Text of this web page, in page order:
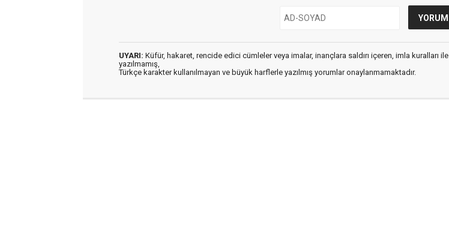
UYARI: Küfür, hakaret, rencide edici cümleler veya imalar, inançlara saldırı içeren, imla kuralları ile
yazılmamış,
Türkçe karakter kullanılmayan ve büyük harflerle yazılmış yorumlar onaylanmamaktadır.